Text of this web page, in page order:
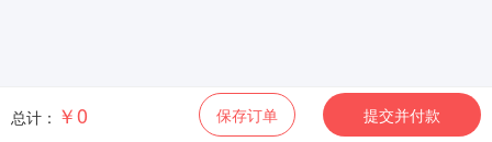
总计： ￥0 保存订单 提交并付款